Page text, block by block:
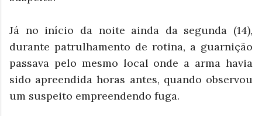
Já no início da noite ainda da segunda (14),
durante patrulhamento de rotina, a guarnição
passava pelo mesmo local onde a arma havia
sido apreendida horas antes, quando observou
um suspeito empreendendo fuga.